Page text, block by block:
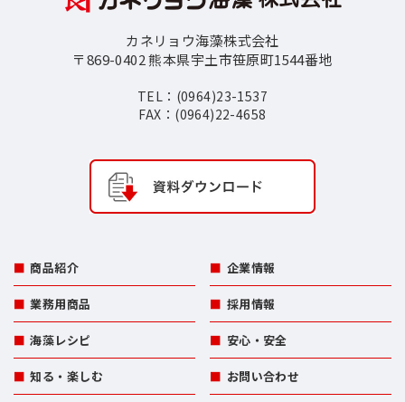
カネリョウ海藻株式会社
〒869-0402 熊本県宇土市笹原町1544番地
TEL：(0964)23-1537
FAX：(0964)22-4658
商品紹介
業務用商品
海藻レシピ
知る・楽しむ
企業情報
採用情報
安心・安全
お問い合わせ